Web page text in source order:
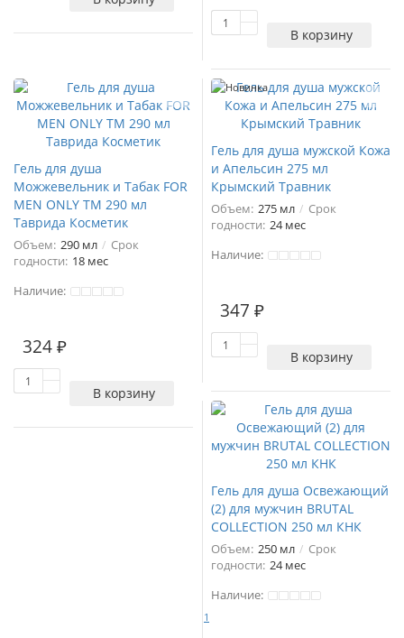
В корзину
Гель для душа
Можжевельник и Табак FOR
MEN ONLY ТМ 290 мл
Таврида Косметик
Объем: 290 мл
Срок
годности: 18 мес
Наличие:
324 ₽
В корзину
Новинка
Гель для душа мужской Кожа
и Апельсин 275 мл
Крымский Травник
Объем: 275 мл
Срок
годности: 24 мес
Наличие:
347 ₽
В корзину
Гель для душа Освежающий
(2) для мужчин BRUTAL
COLLECTION 250 мл КНК
Объем: 250 мл
Срок
годности: 24 мес
Наличие:
1